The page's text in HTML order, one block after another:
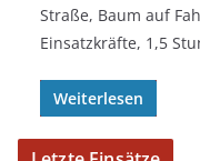
Straße, Baum auf
Einsatzkräfte, 1,5
Weiterlesen